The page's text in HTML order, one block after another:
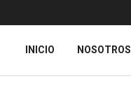
INICIO NOSOTROS